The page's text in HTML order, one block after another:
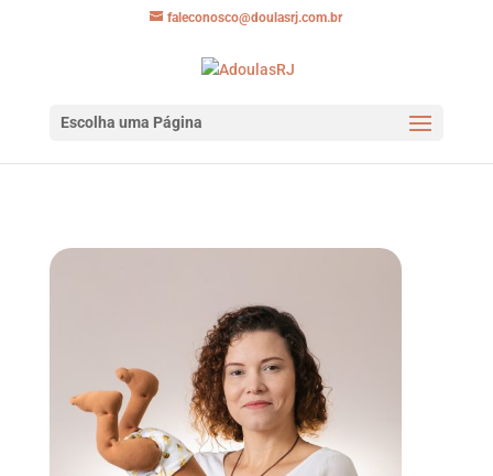
faleconosco@doulasrj.com.br
Escolha uma Página